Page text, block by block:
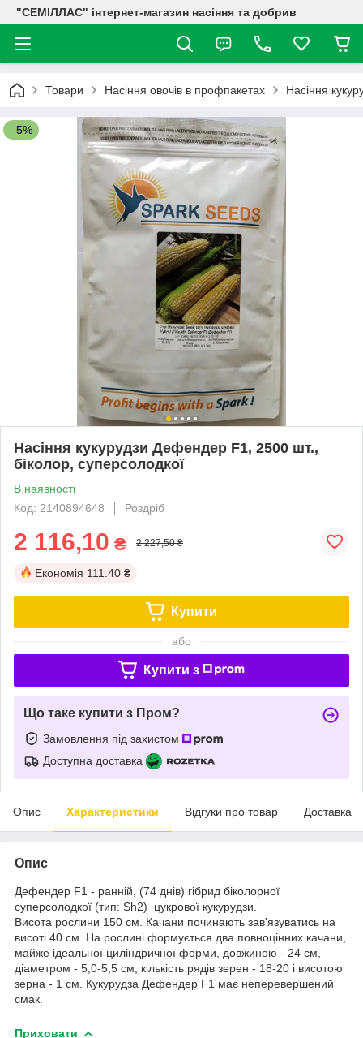
"СЕМІЛЛАС" інтернет-магазин насіння та добрив
Товари Насіння овочів в профпакетах Насіння
–5%
Насіння кукурудзи Дефендер F1, 2500 шт.,
біколор, суперсолодкої
В наявності
Код: 2140894648
Роздріб
2 116,10 ₴ 2 227,50 ₴
Економія 111.40 ₴
Купити
або
Купити з
Що таке купити з Пром?
Замовлення під захистом
Доступна доставка
Опис Характеристики Відгуки про товар Доставка
Опис
Дефендер F1 - ранній, (74 днів) гібрид біколорної
суперсолодкої (тип: Sh2) цукрової кукурудзи.
Висота рослини 150 см. Качани починають зав'язуватись на
висоті 40 см. На рослині формується два повноцінних качани,
майже ідеальної циліндричної форми, довжиною - 24 см,
діаметром - 5,0-5,5 см, кількість рядів зерен - 18-20 і висотою
зерна - 1 см. Кукурудза Дефендер F1 має неперевершений
смак.
Приховати